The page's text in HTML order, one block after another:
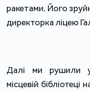
ракетами. Його
директорка ліцею
Далі ми рушили у
місцевій